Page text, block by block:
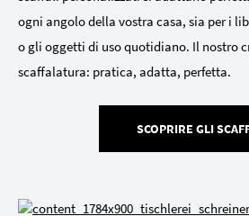
ogni angolo della vostra casa, sia per i
o gli oggetti di uso quotidiano. Il nostro
scaffalatura: pratica, adatta, perfetta.
SCOPRIRE GLI